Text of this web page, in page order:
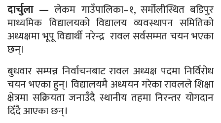
दार्चुला — लेकम गाउँपालिका–१, सर्मोलीस्थित बडिपुर
माध्यमिक विद्यालयको विद्यालय व्यवस्थापन समितिको
अध्यक्षमा भूपू विद्यार्थी नरेन्द्र रावल सर्वसम्मत चयन भएका
छन्।
बुधवार सम्पन्न निर्वाचनबाट रावल अध्यक्ष पदमा निर्विरोध
चयन भएका हुन्। विद्यालयमै अध्ययन गरेका रावलले शिक्षा
क्षेत्रमा सक्रियता जनाउँदै स्थानीय तहमा निरन्तर योगदान
दिँदै आएका छन्।